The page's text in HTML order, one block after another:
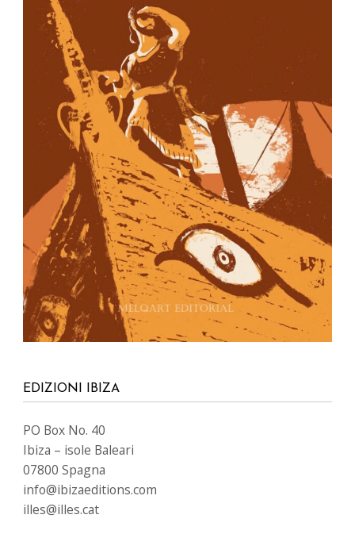
EDIZIONI IBIZA
PO Box No. 40
Ibiza – isole Baleari
07800 Spagna
info@ibizaeditions.com
illes@illes.cat